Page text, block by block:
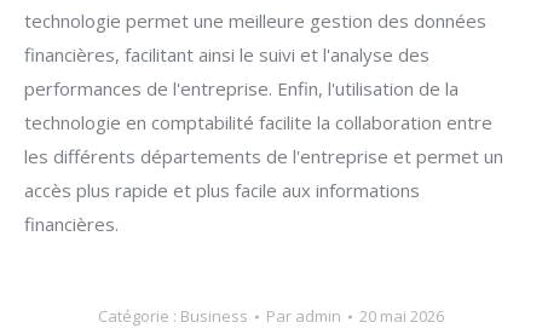
technologie permet une meilleure gestion des données
financières, facilitant ainsi le suivi et l'analyse des
performances de l'entreprise. Enfin, l'utilisation de la
technologie en comptabilité facilite la collaboration entre
les différents départements de l'entreprise et permet un
accès plus rapide et plus facile aux informations
financières.
Catégorie : Business Par admin 20 mai 2026